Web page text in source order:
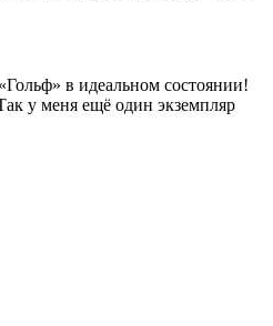
в идеальном состоянии!
у меня ещё один экземпляр